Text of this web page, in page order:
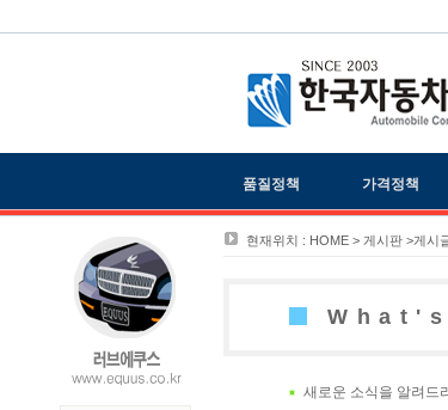
품질정책 가격정책
현재위치 : HOME > 게시판 >게시
새로운 소식을 알려드